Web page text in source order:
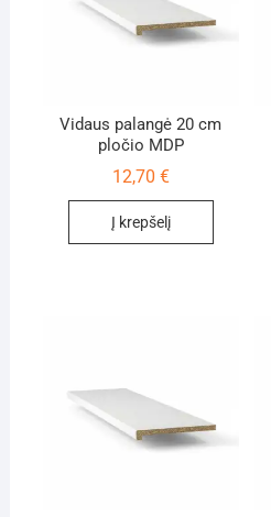
Vidaus palangė 20 cm
pločio MDP
12,70 €
Į krepšelį